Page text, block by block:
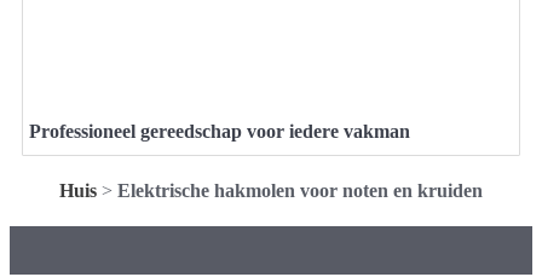
Professioneel gereedschap voor iedere vakman
Huis > Elektrische hakmolen voor noten en kruiden